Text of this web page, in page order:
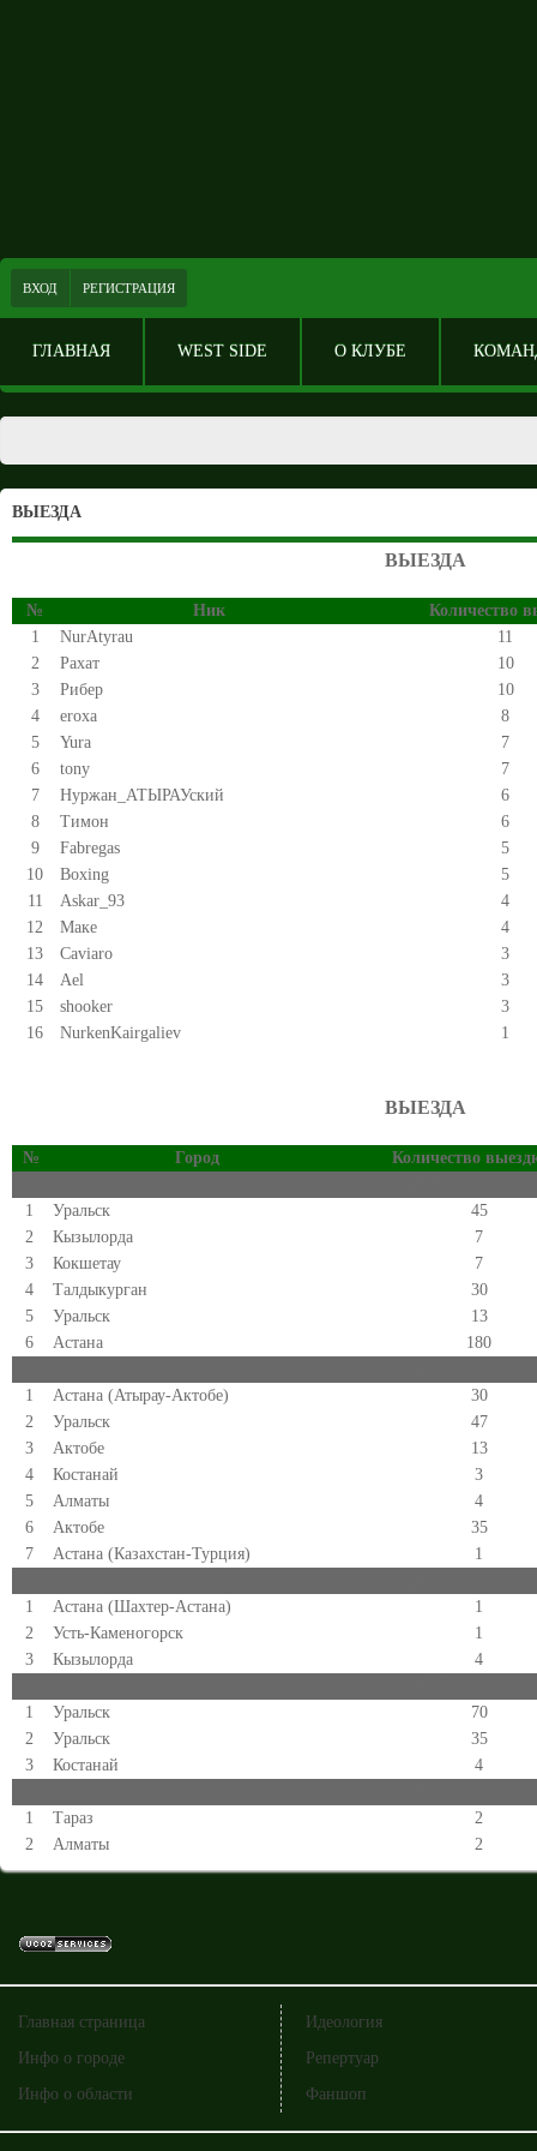
ВХОД РЕГИСТРАЦИЯ
ГЛАВНАЯ WEST SIDE О КЛУБЕ
ВЫЕЗДА
ВЫЕЗДА
№ Ник
Количество
1
NurAtyrau
11
2
Рахат
10
3
Рибер
10
4
eroxa
8
5
Yura
7
6
tony
7
7
Нуржан_АТЫРАУский
6
8
Тимон
6
9
Fabregas
5
10
Boxing
5
11
Askar_93
4
12
Маке
4
13
Caviaro
3
14
Ael
3
15
shooker
3
16
NurkenKairgaliev 1
ВЫЕЗДА
№ Город
Количество
1
Уральск
45
2
Кызылорда
7
3
Кокшетау
7
4
Талдыкурган
30
5
Уральск
13
6
Астана
180
1
Астана (Атырау-Актобе)
30
2
Уральск
47
3
Актобе
13
4
Костанай
3
5
Алматы
4
6
Актобе
35
7
Астана (Казахстан-Турция)
1
1
Астана (Шахтер-Астана)
1
2
Усть-Каменогорск
1
3
Кызылорда
4
1
Уральск
70
2
Уральск
35
3
Костанай
4
1
Тараз
2
2
Алматы 2
Главная страница
Инфо о городе
Инфо о области
Идеология
Репертуар
Фаншоп